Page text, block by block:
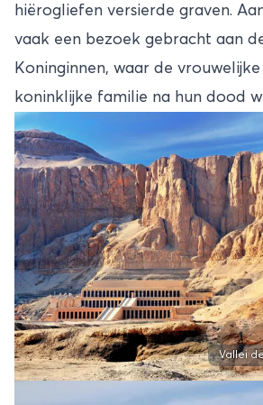
hiërogliefen versierde graven.
vaak een bezoek gebracht aan
Koninginnen, waar de
koninklijke familie na hun dood
Vallei